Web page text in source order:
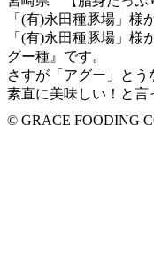
「(有)永田種豚場」様
「(有)永田種豚場」
グー種』です。
さすが「アグー」と
素直に美味しい！と
© GRACE FOODING